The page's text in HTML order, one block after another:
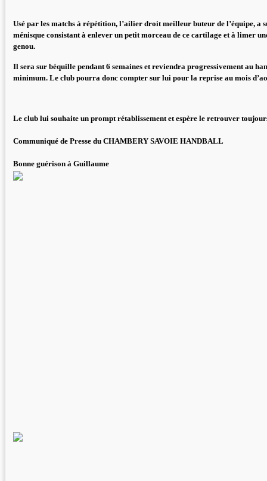
Usé par les matchs à répétition, l’ailier droit meilleur buteur de l’équipe, a
ménisque consistant à enlever un petit morceau de ce cartilage et à limer
genou.
Il sera sur béquille pendant 6 semaines et reviendra progressivement au
minimum. Le club pourra donc compter sur lui pour la reprise au mois
Le club lui souhaite un prompt rétablissement et espère le retrouver
Communiqué de Presse du CHAMBERY SAVOIE HANDBALL
Bonne guérison à Guillaume